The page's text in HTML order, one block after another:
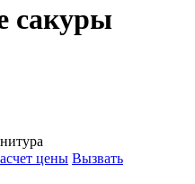
сакуры
цены Вызвать